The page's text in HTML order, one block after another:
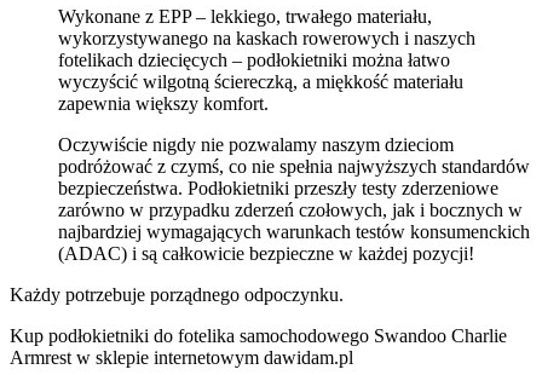
Wykonane z EPP – lekkiego, trwałego materiału,
wykorzystywanego na kaskach rowerowych i naszych
fotelikach dziecięcych – podłokietniki można łatwo
wyczyścić wilgotną ściereczką, a miękkość materiału
zapewnia większy komfort.
Oczywiście nigdy nie pozwalamy naszym dzieciom
podróżować z czymś, co nie spełnia najwyższych standardów
bezpieczeństwa. Podłokietniki przeszły testy zderzeniowe
zarówno w przypadku zderzeń czołowych, jak i bocznych w
najbardziej wymagających warunkach testów konsumenckich
(ADAC) i są całkowicie bezpieczne w każdej pozycji!
Każdy potrzebuje porządnego odpoczynku.
Kup podłokietniki do fotelika samochodowego Swandoo Charlie
Armrest w sklepie internetowym dawidam.pl